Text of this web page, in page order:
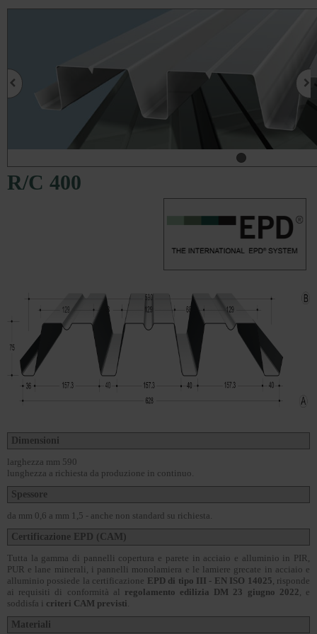
R/C 400
Dimensioni
larghezza mm 590
lunghezza a richiesta da produzione in continuo.
Spessore
da mm 0,6 a mm 1,5 - anche non standard su richiesta.
Certificazione EPD (CAM)
Tutta la gamma di pannelli copertura e parete in acciaio e alluminio in PIR,
PUR e lane minerali, i pannelli monolamiera e le lamiere grecate in acciaio e
alluminio possiede la certificazione EPD di tipo III - EN ISO 14025, risponde
ai requisiti di conformità al regolamento edilizia DM 23 giugno 2022, e
soddisfa i criteri CAM previsti.
Materiali